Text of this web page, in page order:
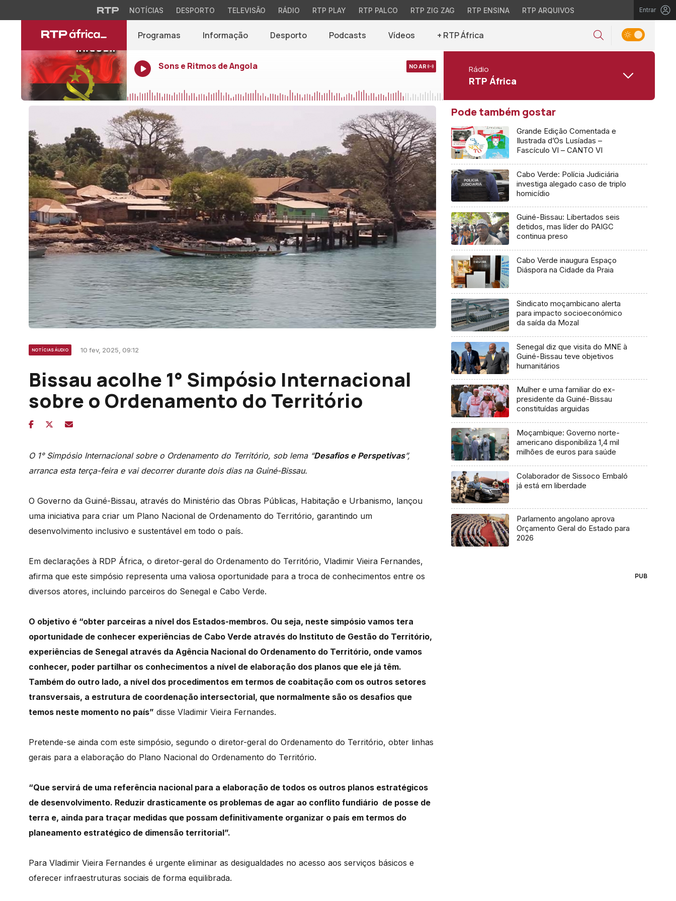
NOTÍCIAS DESPORTO TELEVISÃO RÁDIO RTP PLAY RTP PALCO RTP ZIG ZAG RTP ENSINA RTP ARQUIVOS Entrar
Programas Informação Desporto Podcasts Vídeos + RTP África
Sons e Ritmos de Angola NO AR Rádio
RTP África
NOTÍCIAS ÁUDIO 10 fev, 2025, 09:12
Bissau acolhe 1° Simpósio Internacional
sobre o Ordenamento do Território
O 1° Simpósio Internacional sobre o Ordenamento do Território, sob lema “Desafios e Perspetivas”,
arranca esta terça-feira e vai decorrer durante dois dias na Guiné-Bissau.
O Governo da Guiné-Bissau, através do Ministério das Obras Públicas, Habitação e Urbanismo, lançou
uma iniciativa para criar um Plano Nacional de Ordenamento do Território, garantindo um
desenvolvimento inclusivo e sustentável em todo o país.
Em declarações à RDP África, o diretor-geral do Ordenamento do Território, Vladimir Vieira Fernandes,
afirma que este simpósio representa uma valiosa oportunidade para a troca de conhecimentos entre os
diversos atores, incluindo parceiros do Senegal e Cabo Verde.
O objetivo é “obter parceiras a nível dos Estados-membros. Ou seja, neste simpósio vamos tera
oportunidade de conhecer experiências de Cabo Verde através do Instituto de Gestão do Território,
experiências de Senegal através da Agência Nacional do Ordenamento do Território, onde vamos
conhecer, poder partilhar os conhecimentos a nível de elaboração dos planos que ele já têm.
Também do outro lado, a nível dos procedimentos em termos de coabitação com os outros setores
transversais, a estrutura de coordenação intersectorial, que normalmente são os desafios que
temos neste momento no país” disse Vladimir Vieira Fernandes.
Pretende-se ainda com este simpósio, segundo o diretor-geral do Ordenamento do Território, obter linhas
gerais para a elaboração do Plano Nacional do Ordenamento do Território.
“Que servirá de uma referência nacional para a elaboração de todos os outros planos estratégicos
de desenvolvimento. Reduzir drasticamente os problemas de agar ao conflito fundiário de posse de
terra e, ainda para traçar medidas que possam definitivamente organizar o país em termos do
planeamento estratégico de dimensão territorial”.
Para Vladimir Vieira Fernandes é urgente eliminar as desigualdades no acesso aos serviços básicos e
oferecer infraestruturas sociais de forma equilibrada.
Pode também gostar
Grande Edição Comentada e
Ilustrada d’Os Lusíadas –
Fascículo VI – CANTO VI
Cabo Verde: Polícia Judiciária
investiga alegado caso de triplo
homicídio
Guiné-Bissau: Libertados seis
detidos, mas líder do PAIGC
continua preso
Cabo Verde inaugura Espaço
Diáspora na Cidade da Praia
Sindicato moçambicano alerta
para impacto socioeconómico
da saída da Mozal
Senegal diz que visita do MNE à
Guiné-Bissau teve objetivos
humanitários
Mulher e uma familiar do ex-
presidente da Guiné-Bissau
constituídas arguidas
Moçambique: Governo norte-
americano disponibiliza 1,4 mil
milhões de euros para saúde
Colaborador de Sissoco Embaló
já está em liberdade
Parlamento angolano aprova
Orçamento Geral do Estado para
2026
PUB